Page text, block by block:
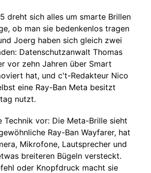
dreht sich alles um smarte Brillen
ob man sie bedenkenlos tragen
Joerg haben sich gleich zwei
Datenschutzanwalt Thomas
vor zehn Jahren über Smart
hat, und c't-Redakteur Nico
eine Ray-Ban Meta besitzt
nutzt.
Technik vor: Die Meta-Brille sieht
Ray-Ban Wayfarer, hat
Mikrofone, Lautsprecher und
breiteren Bügeln versteckt.
oder Knopfdruck macht sie